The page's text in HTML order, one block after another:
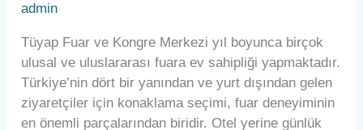
admin
Tüyap Fuar ve Kongre Merkezi yıl boyunca birçok
ulusal ve uluslararası fuara ev sahipliği yapmaktadır.
Türkiye’nin dört bir yanından ve yurt dışından gelen
ziyaretçiler için konaklama seçimi, fuar deneyiminin
en önemli parçalarından biridir. Otel yerine günlük